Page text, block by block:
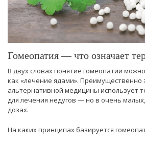
Гомеопатия — что означает
В двух словах понятие гомеопатии
как «лечение ядами». Преимущественно
альтернативной медицины использует
для лечения недугов — но в очень
дозах.
На каких принципах базируется